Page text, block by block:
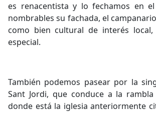
es renacentista y lo fechamos en
nombrables su fachada, el
como bien cultural de interés local,
especial.
También podemos pasear por la
Sant Jordi, que conduce a la
donde está la iglesia anteriormente